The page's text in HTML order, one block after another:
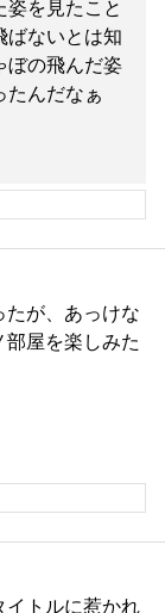
姿を見たこと
ばないとは知
ぼの飛んだ姿
たんだなぁ
たが、あっけな
部屋を楽しみた
イトルに惹かれ